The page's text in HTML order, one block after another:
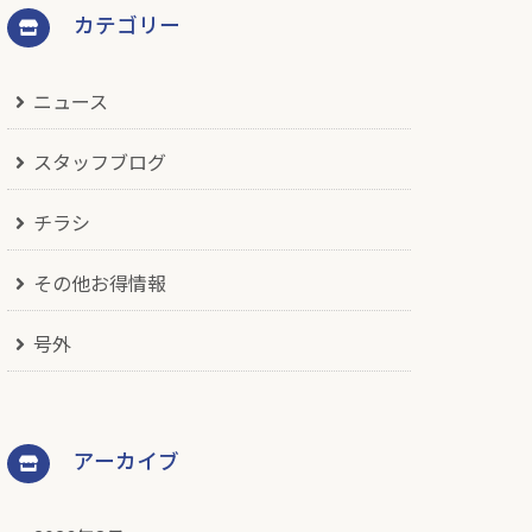
カテゴリー
ニュース
スタッフブログ
チラシ
その他お得情報
号外
アーカイブ